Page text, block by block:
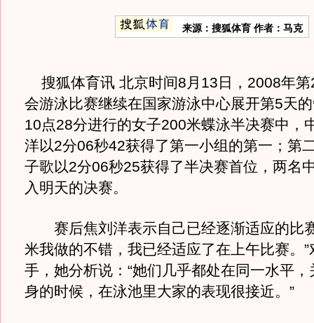
来源：搜狐体育 作者：马克
搜狐体育讯 北京时间8月13日，2008年第
会游泳比赛继续在国家游泳中心展开第5天
10点28分进行的女子200米蝶泳半决赛中，
洋以2分06秒42获得了第一小组的第一；第
子歌以2分06秒25获得了半决赛首位，两名
入明天的决赛。
赛后焦刘洋表示自己已经逐渐适应的比
米我做的不错，我已经适应了在上午比赛。”
手，她分析说：“她们几乎都处在同一水平
身的时候，在泳池里大家的表现很接近。”